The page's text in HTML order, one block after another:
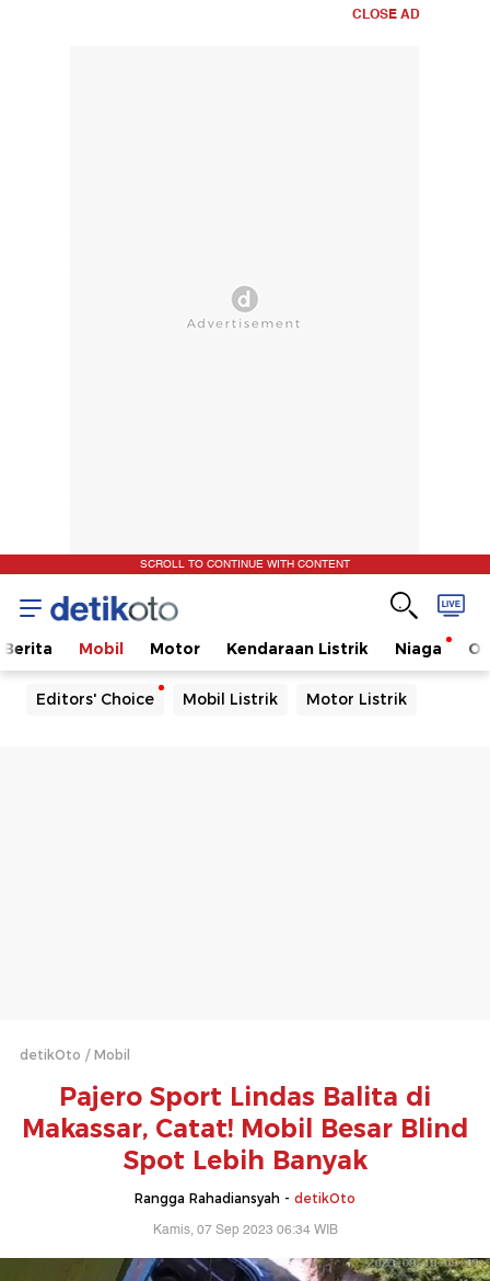
CLOSE AD
SCROLL TO CONTINUE WITH CONTENT
Berita Mobil Motor Kendaraan Listrik Niaga
Editors' Choice Mobil Listrik Motor Listrik
detikOto Mobil
Pajero Sport Lindas Balita di
Makassar, Catat! Mobil Besar Blind
Spot Lebih Banyak
Rangga Rahadiansyah - detikOto
Kamis, 07 Sep 2023 06:34 WIB